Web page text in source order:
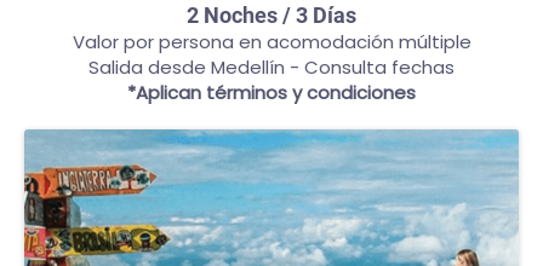
2 Noches / 3 Días
Valor por persona en acomodación múltiple
Salida desde Medellín - Consulta fechas
*Aplican términos y condiciones